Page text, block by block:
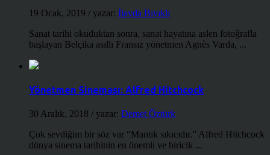
19 Ocak, 2019 / yazar: İlayda Bıyıklı
Sanat tarihi okuduktan sonra, sanat hayatına aslen fotoğrafla
başlayan Belçika asıllı Fransız yönetmen Agnès Varda, ...
Yönetmen Sineması: Alfred Hitchcock
30 Aralık, 2018 / yazar: Demet Öztürk
Çok sevdiğim bir söz var “Mantık sıkıcıdır.” Alfred Hitchcock
dünya sinema tarihinin en önemli ve biricik ...